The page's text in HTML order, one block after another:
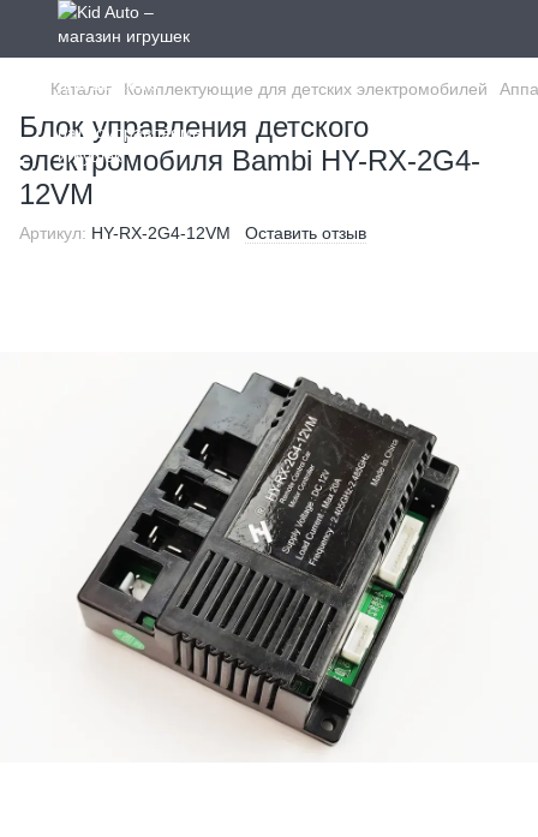
Каталог Комплектующие для детских электромобилей
Блок управления детского
электромобиля Bambi HY-RX-2G4-
12VM
Артикул: HY-RX-2G4-12VM Оставить отзыв